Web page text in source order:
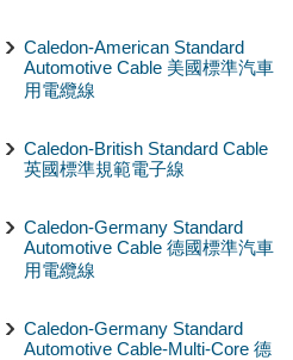
Caledon-American Standard
Automotive Cable 美國標準汽車
用電纜線
Caledon-British Standard Cable
英國標準規範電子線
Caledon-Germany Standard
Automotive Cable 德國標準汽車
用電纜線
Caledon-Germany Standard
Automotive Cable-Multi-Core 德